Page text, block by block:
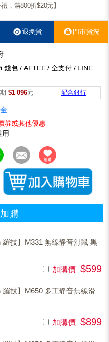
，滿800折$20元】
退換貨 門市貨況
錢包 / AFTEE / 全支付 / LINE
$1,096元 配合銀行
券或其他優惠
用
購
羅技】M331 無線靜音滑鼠 黑
加購價 $599
羅技】M650 多工靜音無線滑
加購價 $899